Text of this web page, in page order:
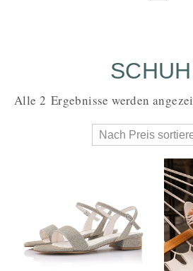
Alle 2 Ergebnisse werden